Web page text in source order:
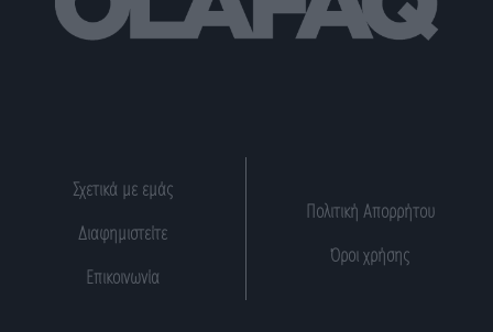
Σχετικά με εμάς
Διαφημιστείτε
Επικοινωνία
Πολιτική Απορρήτου
Όροι χρήσης